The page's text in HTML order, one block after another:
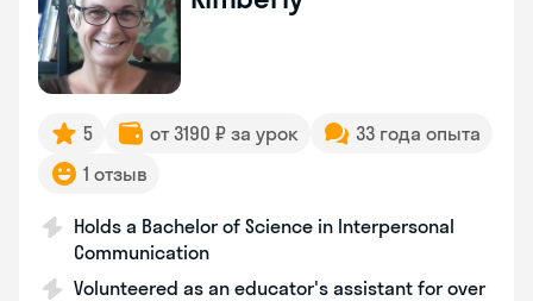
5 от 3190 ₽ за урок
33 года опыта
1 отзыв
Holds a Bachelor of Science in Interpersonal
Communication
Volunteered as an educator's assistant for over